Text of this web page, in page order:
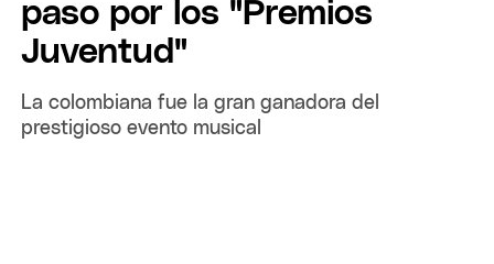
paso por los "Premios
Juventud"
La colombiana fue la gran ganadora del
prestigioso evento musical